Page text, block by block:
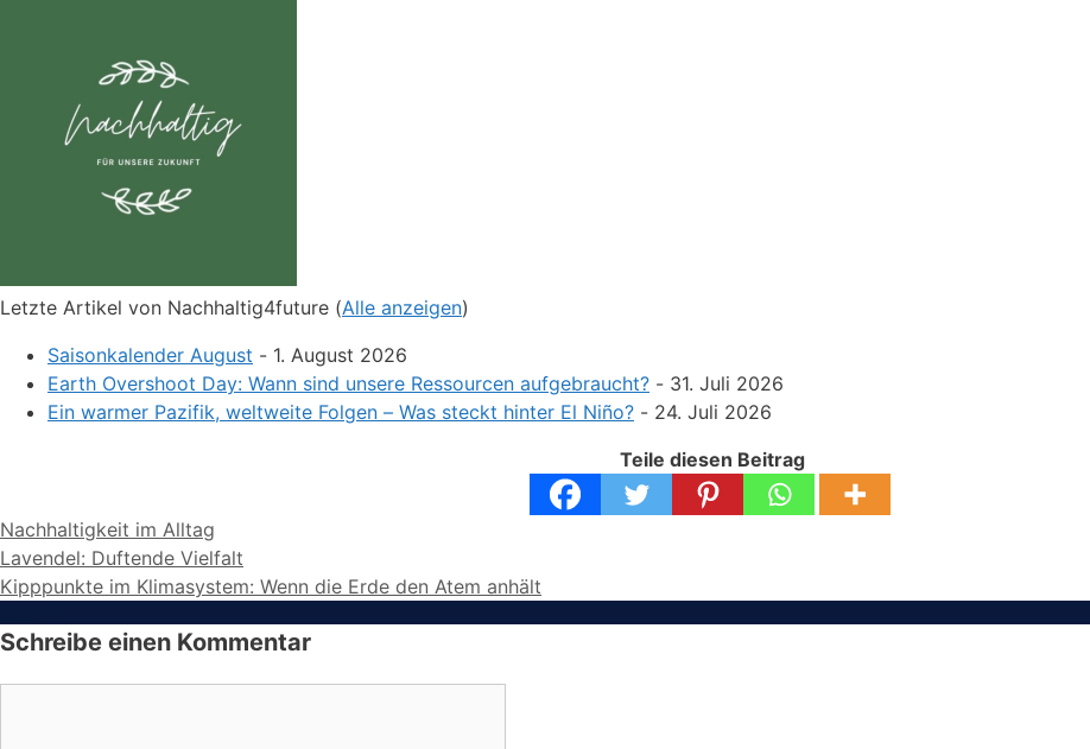
Letzte Artikel von Nachhaltig4future (Alle anzeigen)
Saisonkalender August - 1. August 2026
Earth Overshoot Day: Wann sind unsere Ressourcen aufgebraucht? - 31. Juli 2026
Ein warmer Pazifik, weltweite Folgen – Was steckt hinter El Niño? - 24. Juli 2026
Teile diesen Beitrag
Kategorien
Nachhaltigkeit im Alltag
Lavendel: Duftende Vielfalt
Kipppunkte im Klimasystem: Wenn die Erde den Atem anhält
Schreibe einen Kommentar